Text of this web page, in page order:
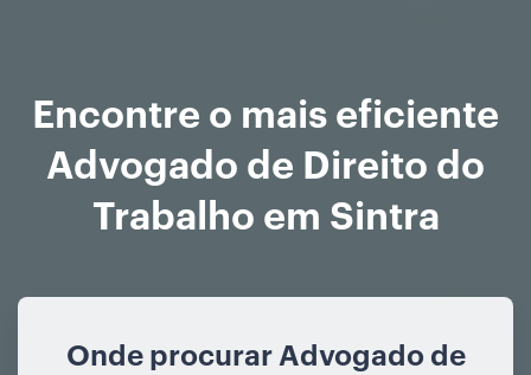
Encontre o mais eficiente
Advogado de Direito do
Trabalho em Sintra
Onde procurar Advogado de